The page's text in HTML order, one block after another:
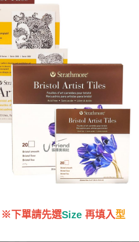
※下單請先選Size 再填入型